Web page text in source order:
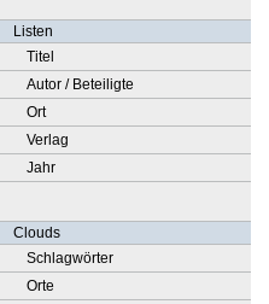
Listen
Titel
Autor / Beteiligte
Ort
Verlag
Jahr
Clouds
Schlagwörter
Orte